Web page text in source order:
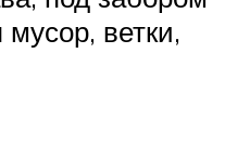
мусор, ветки,